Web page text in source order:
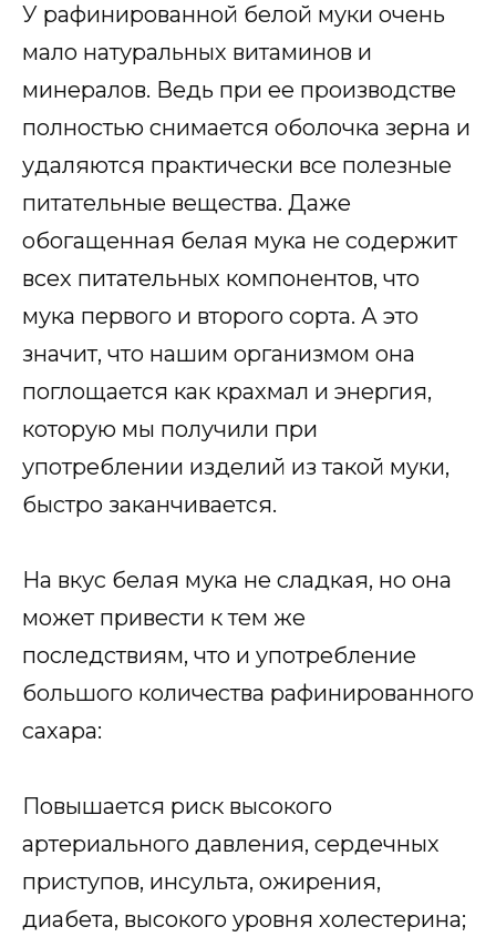
У рафинированной белой муки очень
мало натуральных витаминов и
минералов. Ведь при ее производстве
полностью снимается оболочка зерна и
удаляются практически все полезные
питательные вещества. Даже
обогащенная белая мука не содержит
всех питательных компонентов, что
мука первого и второго сорта. А это
значит, что нашим организмом она
поглощается как крахмал и энергия,
которую мы получили при
употреблении изделий из такой муки,
быстро заканчивается.
На вкус белая мука не сладкая, но она
может привести к тем же
последствиям, что и употребление
большого количества рафинированного
сахара:
Повышается риск высокого
артериального давления, сердечных
приступов, инсульта, ожирения,
диабета, высокого уровня холестерина;